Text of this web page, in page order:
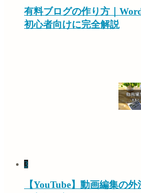
有料ブログの作り方｜
初心者向けに完全解説
3
【YouTube】動画編集の